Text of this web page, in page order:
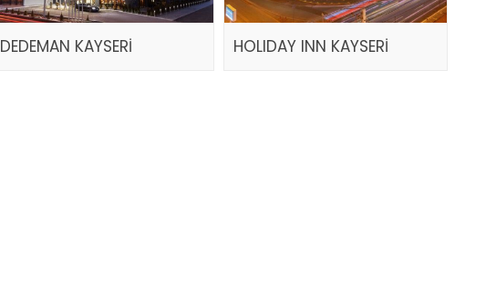
DEDEMAN KAYSERİ HOLIDAY INN KAYSERİ